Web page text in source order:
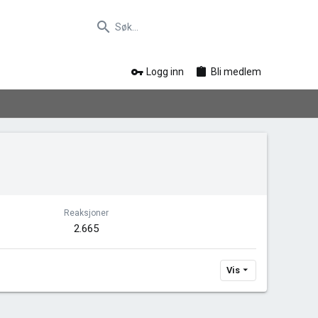
Logg inn Bli medlem
Reaksjoner
2.665
Vis